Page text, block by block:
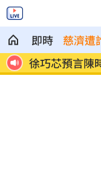
即時 慈濟遭
聲
徐巧芯預言陳
句